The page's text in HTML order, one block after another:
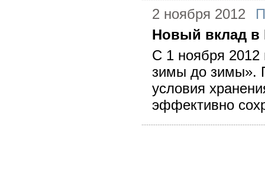
2 ноября 2012
Новый вклад в
С 1 ноября 2012
зимы до зимы».
условия
эффективно